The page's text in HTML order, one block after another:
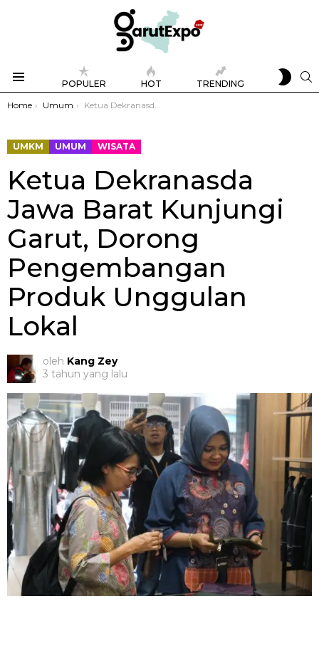
POPULER HOT TRENDING
SKIN
You are here:
Home Umum Ketua Dekranasda Jawa Barat Kunjungi Garut, Dorong Pengembangan Produk Unggulan Lokal
UMKM UMUM WISATA
Ketua Dekranasda
Jawa Barat Kunjungi
Garut, Dorong
Pengembangan
Produk Unggulan
Lokal
oleh Kang Zey
3 tahun yang lalu